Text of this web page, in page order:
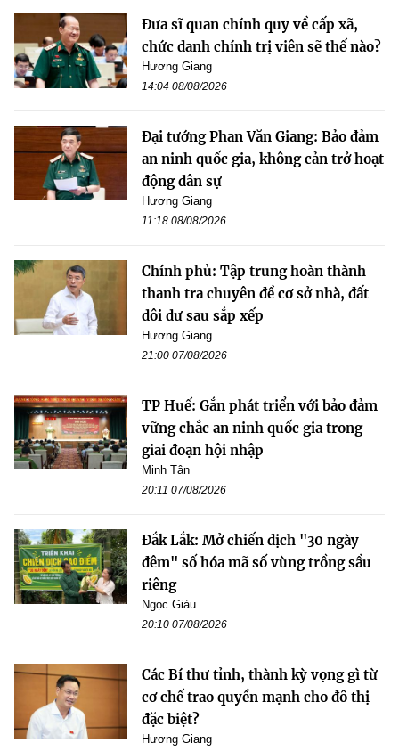
Đưa sĩ quan chính quy về cấp xã,
chức danh chính trị viên sẽ thế nào?
Hương Giang
14:04 08/08/2026
Đại tướng Phan Văn Giang: Bảo đảm
an ninh quốc gia, không cản trở hoạt
động dân sự
Hương Giang
11:18 08/08/2026
Chính phủ: Tập trung hoàn thành
thanh tra chuyên đề cơ sở nhà, đất
dôi dư sau sắp xếp
Hương Giang
21:00 07/08/2026
TP Huế: Gắn phát triển với bảo đảm
vững chắc an ninh quốc gia trong
giai đoạn hội nhập
Minh Tân
20:11 07/08/2026
Đắk Lắk: Mở chiến dịch "30 ngày
đêm" số hóa mã số vùng trồng sầu
riêng
Ngọc Giàu
20:10 07/08/2026
Các Bí thư tỉnh, thành kỳ vọng gì từ
cơ chế trao quyền mạnh cho đô thị
đặc biệt?
Hương Giang